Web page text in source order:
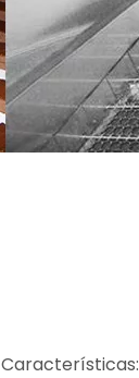
Características: